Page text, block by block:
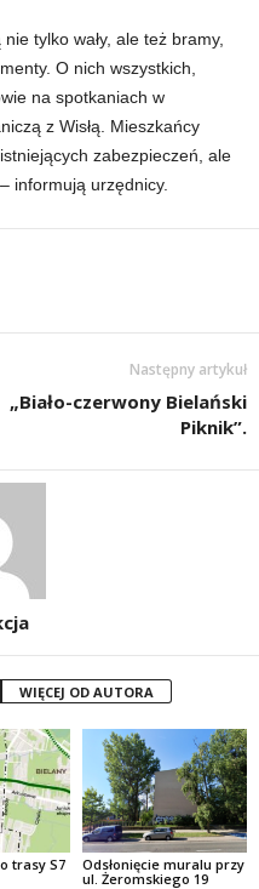
tylko wały, ale też bramy,
O nich wszystkich,
na spotkaniach w
z Wisłą. Mieszkańcy
zabezpieczeń, ale
informują urzędnicy.
Następny artykuł
„Biało-czerwony Bielański
Piknik”.
WIĘCEJ OD AUTORA
trasy S7
Odsłonięcie muralu przy
ul. Żeromskiego 19